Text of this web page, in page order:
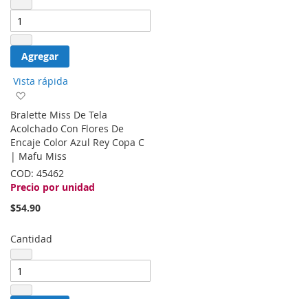
Agregar
Vista rápida
la
lista
de
deseos
Bralette Miss De Tela
Acolchado Con Flores De
Encaje Color Azul Rey Copa C
| Mafu Miss
COD: 45462
Precio por unidad
$54.90
Cantidad